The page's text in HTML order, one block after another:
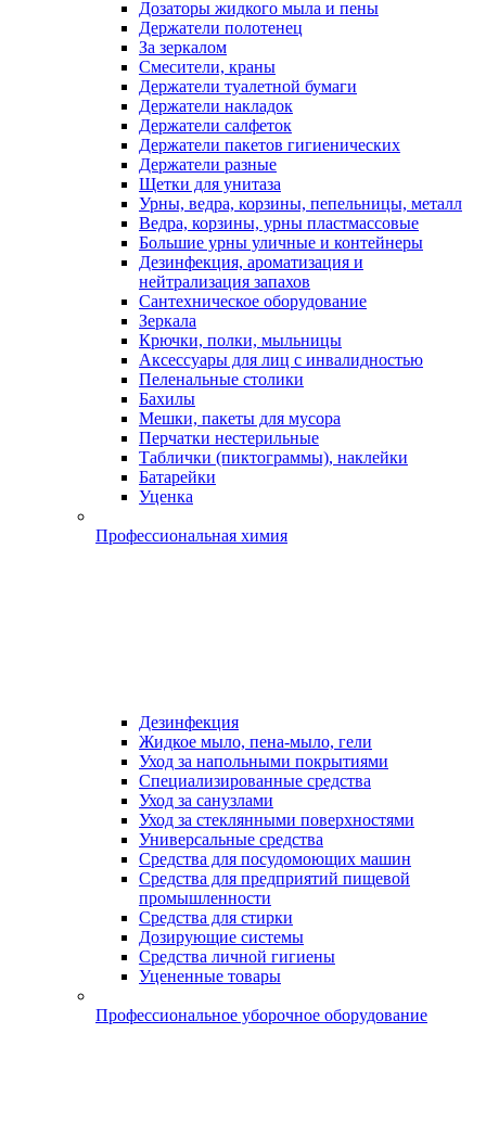
Дозаторы жидкого мыла и пены
Держатели полотенец
За зеркалом
Смесители, краны
Держатели туалетной бумаги
Держатели накладок
Держатели салфеток
Держатели пакетов гигиенических
Держатели разные
Щетки для унитаза
Урны, ведра, корзины, пепельницы, металл
Ведра, корзины, урны пластмассовые
Большие урны уличные и контейнеры
Дезинфекция, ароматизация и
нейтрализация запахов
Сантехническое оборудование
Зеркала
Крючки, полки, мыльницы
Аксессуары для лиц с инвалидностью
Пеленальные столики
Бахилы
Мешки, пакеты для мусора
Перчатки нестерильные
Таблички (пиктограммы), наклейки
Батарейки
Уценка
Профессиональная химия
Дезинфекция
Жидкое мыло, пена-мыло, гели
Уход за напольными покрытиями
Специализированные средства
Уход за санузлами
Уход за стеклянными поверхностями
Универсальные средства
Средства для посудомоющих машин
Средства для предприятий пищевой
промышленности
Средства для стирки
Дозирующие системы
Средства личной гигиены
Уцененные товары
Профессиональное уборочное оборудование